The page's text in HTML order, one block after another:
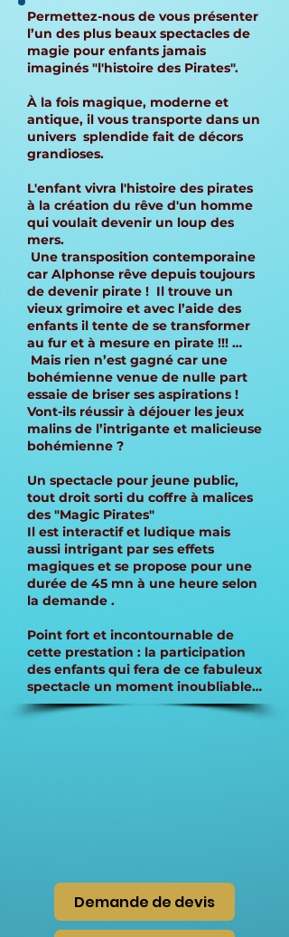
Permettez-nous de vous présenter
l’un des plus beaux spectacles de
magie pour enfants jamais
imaginés "l'histoire des Pirates".
À la fois magique, moderne et
antique, il vous transporte dans un
univers splendide fait de décors
grandioses.
L'enfant vivra l'histoire des pirates
à la création du rêve d'un homme
qui voulait devenir un loup des
mers.
Une transposition contemporaine
car Alphonse rêve depuis toujours
de devenir pirate ! Il trouve un
vieux grimoire et avec l’aide des
enfants il tente de se transformer
au fur et à mesure en pirate !!! …
Mais rien n’est gagné car une
bohémienne venue de nulle part
essaie de briser ses aspirations !
Vont-ils réussir à déjouer les jeux
malins de l’intrigante et malicieuse
bohémienne ?
Un spectacle pour jeune public,
tout droit sorti du coffre à malices
des "Magic Pirates"
Il est interactif et ludique mais
aussi intrigant par ses effets
magiques et se propose pour une
durée de 45 mn à une heure selon
la demande .
Point fort et incontournable de
cette prestation : la participation
des enfants qui fera de ce fabuleux
spectacle un moment inoubliable…
Demande de devis